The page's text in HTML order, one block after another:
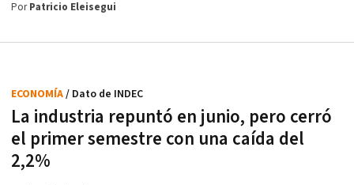
PorPatricio Eleisegui
La industria repuntó en junio, pero cerró
el primer semestre con una caída del
2,2%
ECONOMÍA/ Dato de INDEC